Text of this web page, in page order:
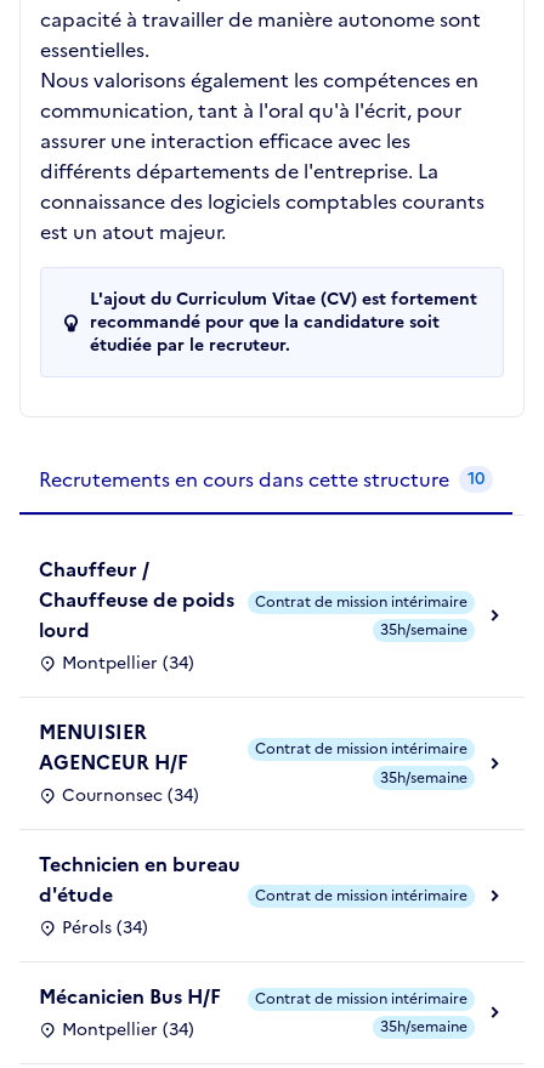
capacité à travailler de manière autonome sont
essentielles.
Nous valorisons également les compétences en
communication, tant à l'oral qu'à l'écrit, pour
assurer une interaction efficace avec les
différents départements de l'entreprise. La
connaissance des logiciels comptables courants
est un atout majeur.
L'ajout du Curriculum Vitae (CV) est fortement
recommandé pour que la candidature soit
étudiée par le recruteur.
Recrutements en cours dans cette structure 10
Chauffeur /
Chauffeuse de poids
lourd
Montpellier (34)
Contrat de mission intérimaire
35h/semaine
MENUISIER
AGENCEUR H/F
Cournonsec (34)
Contrat de mission intérimaire
35h/semaine
Technicien en bureau
d'étude
Pérols (34)
Contrat de mission intérimaire
Mécanicien Bus H/F
Montpellier (34)
Contrat de mission intérimaire
35h/semaine